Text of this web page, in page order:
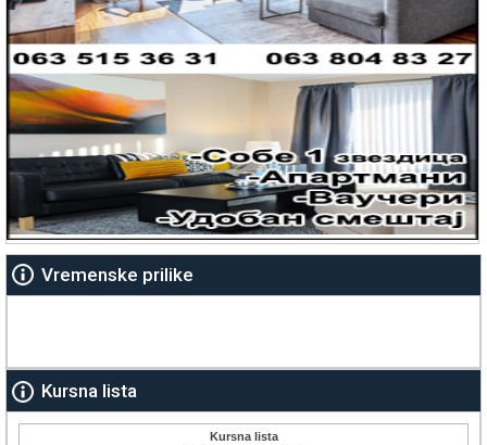
Vremenske prilike
Kursna lista